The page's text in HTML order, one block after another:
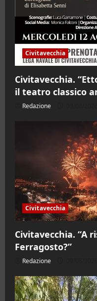
Civitavecchia
Civitavecchia.
il teatro classico
Redazione
Civitavecchia
Civitavecchia. “A
Ferragosto?”
Redazione